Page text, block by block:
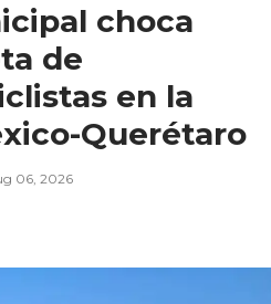
choca
de
en la
Querétaro
06, 2026